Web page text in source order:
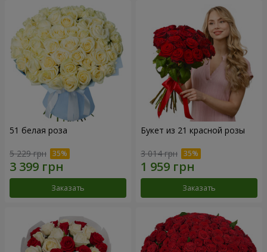
51 белая роза
5 229 грн
Заказать
Букет из 21 красной розы
3 014 грн
Заказать